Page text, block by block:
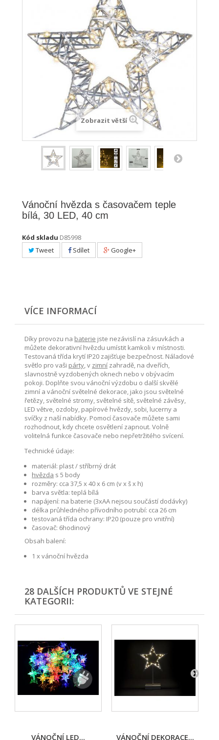
Zobrazit větší
Vánoční hvězda s časovačem teple
bílá, 30 LED, 40 cm
Kód skladu D85998
Tweet
Sdílet Google+
VÍCE INFORMACÍ
Díky provozu na baterie jste nezávislí na zásuvkách a
můžete dekorativní hvězdu umístit kamkoli v místnosti.
Testovaná třída krytí IP20 zajišťuje bezpečnost. Náladové
světlo pro vaši párty, v zimní zahradě, na dveřích,
slavnostně vyzdobených oknech nebo v obývacím
pokoji. Doplňte svou vánoční výzdobu o další skvělé
zimní a vánoční světelné dekorace, jako jsou světelné
řetězy, světelné stromy, světelné sítě, světelné závěsy,
LED větve, ozdoby, papírové hvězdy, sobi, lucerny a
svíčky z naší nabídky. Pomocí časovače můžete sami
rozhodnout, kdy chcete osvětlení zapnout. Volně
volitelná funkce časovače nebo nepřetržitého svícení.
Technické údaje:
materiál: plast / stříbrný drát
hvězda s 5 body
rozměry: cca 37,5 x 40 x 6 cm (v x š x h)
barva světla: teplá bílá
napájení: na baterie (3xAA nejsou součástí dodávky)
délka průhledného přívodního potrubí: cca 26 cm
testovaná třída ochrany: IP20 (pouze pro vnitřní)
časovač: 6hodinový
Obsah balení:
1 x vánoční hvězda
28 DALŠÍCH PRODUKTŮ VE STEJNÉ
KATEGORII:
VÁNOČNÍ LED... VÁNOČNÍ DEKORACE...